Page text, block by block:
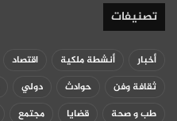
تصنيفات
أخبار أنشطة ملكية اقتصاد
ثقافة وفن
حوادث دولي
طب و صحة
قضايا مجتمع